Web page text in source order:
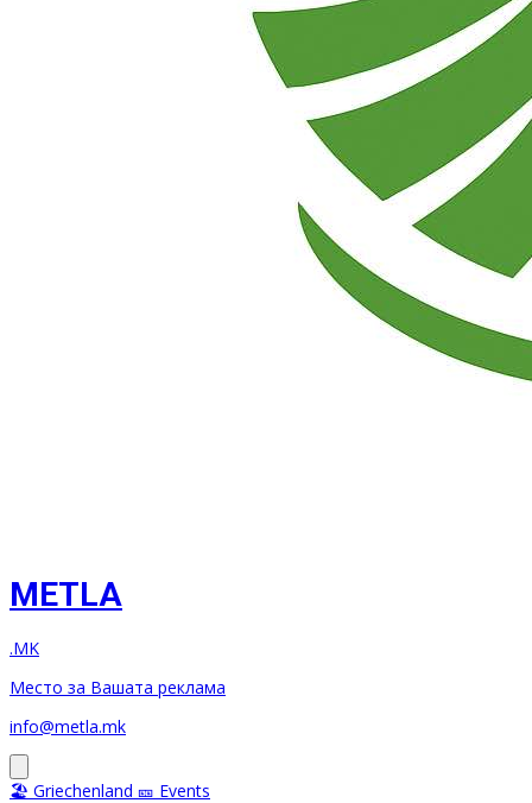
METLA
.MK
Место за Вашата реклама
info@metla.mk
🏖️ Griechenland 🎫 Events